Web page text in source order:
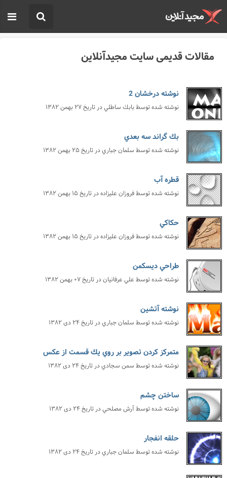
مقالات قدیمی سایت مجیدآنلاین
نوشته درخشان 2
نوشته شده توسطبابك ساطليدر تاریخ۲۷ بهمن ۱۳۸۲
بك گراند سه بعدي
نوشته شده توسط سلمان جباريدر تاریخ ۲۵ بهمن ۱۳۸۲
قطره آب
نوشته شده توسطفروزان عليزادهدر تاریخ ۱۵ بهمن ۱۳۸۲
حكاكي
نوشته شده توسطفروزان عليزادهدر تاریخ ۱۵ بهمن ۱۳۸۲
طراحي ديسكمن
نوشته شده توسط علي عرفانياندر تاریخ۰۷ بهمن ۱۳۸۲
نوشته آتشين
نوشته شده توسط سلمان جباريدر تاریخ۲۴ دی ۱۳۸۲
متمركز كردن تصوير بر روي يك قسمت از عكس
نوشته شده توسط سمن سجاديدر تاریخ۲۴ دی ۱۳۸۲
ساختن چشم
نوشته شده توسطآرش مصلحيدر تاریخ۲۴ دی ۱۳۸۲
حلقه انفجار
نوشته شده توسط سلمان جباريدر تاریخ۲۴ دی ۱۳۸۲